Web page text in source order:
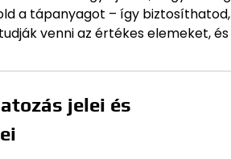
a tápanyagot – így biztosíthatod,
venni az értékes elemeket, és
jelei és